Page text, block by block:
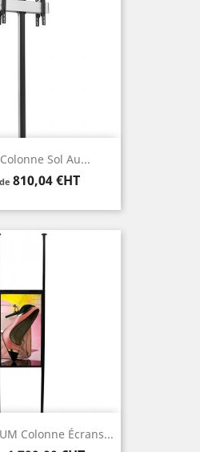
Sol Au...
Prix
810,04 €HT
Colonne Écrans...